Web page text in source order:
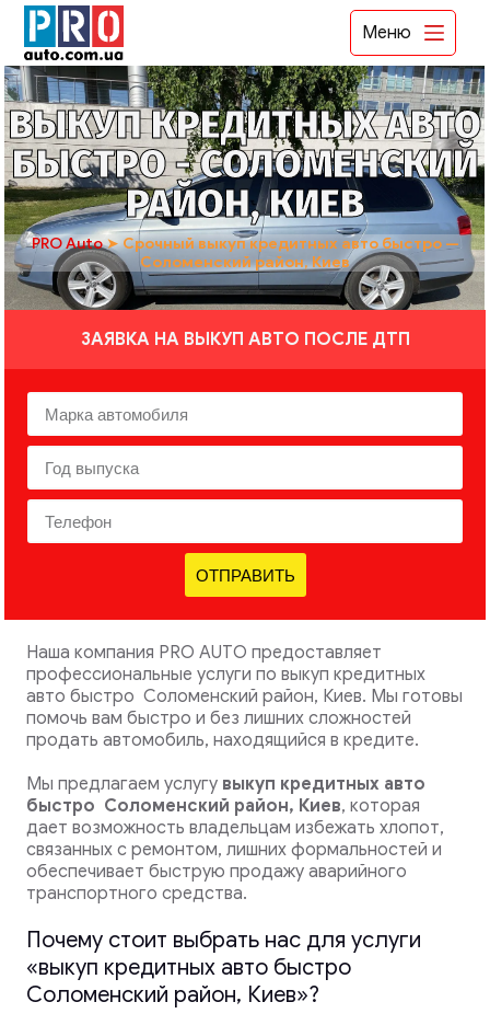
Меню
ВЫКУП КРЕДИТНЫХ АВТО
БЫСТРО - СОЛОМЕНСКИЙ
РАЙОН, КИЕВ
PRO Auto➤Срочный выкуп кредитных авто быстро —
Соломенский район, Киев
ЗАЯВКА НА ВЫКУП АВТО ПОСЛЕ ДТП
ОТПРАВИТЬ
Наша компания PRO AUTO предоставляет
профессиональные услуги по выкуп кредитных
авто быстро Соломенский район, Киев. Мы готовы
помочь вам быстро и без лишних сложностей
продать автомобиль, находящийся в кредите.
Мы предлагаем услугу выкуп кредитных авто
быстро Соломенский район, Киев, которая
дает возможность владельцам избежать хлопот,
связанных с ремонтом, лишних формальностей и
обеспечивает быструю продажу аварийного
транспортного средства.
Почему стоит выбрать нас для услуги
«выкуп кредитных авто быстро
Соломенский район, Киев»?